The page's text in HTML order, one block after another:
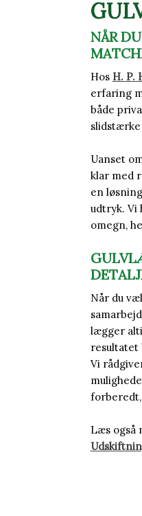
NÅR
Hos H. P.
erfaring
både
slidstærke
Uanset
klar med
en
udtryk. Vi
omegn,
Når du
lægger
resultatet
Vi
forberedt,
Læs også